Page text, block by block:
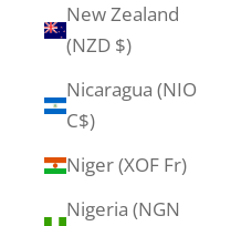
New Zealand
(NZD $)
Nicaragua (NIO
C$)
Niger (XOF Fr)
Nigeria (NGN